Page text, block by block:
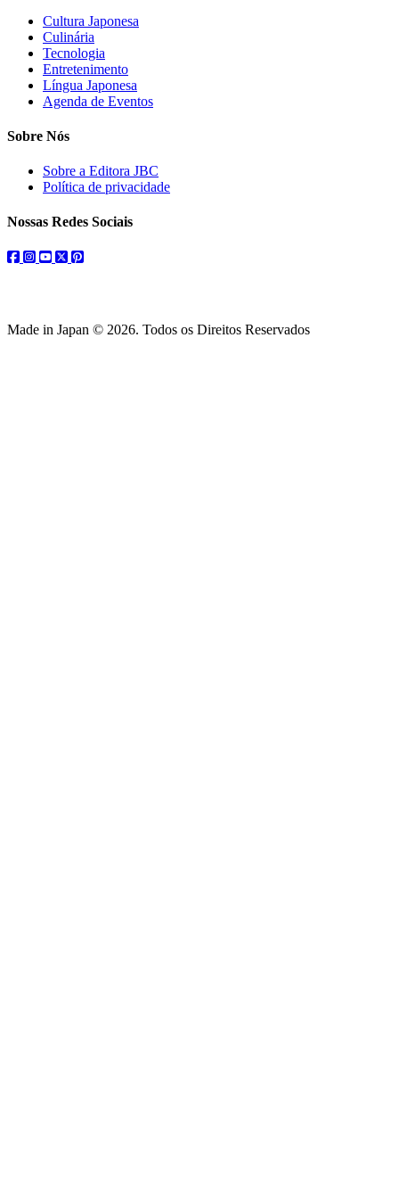
Cultura Japonesa
Culinária
Tecnologia
Entretenimento
Língua Japonesa
Agenda de Eventos
Sobre Nós
Sobre a Editora JBC
Política de privacidade
Nossas Redes Sociais
facebook
instagram
youtube
twitterpinterest
Made in Japan © 2026. Todos os Direitos Reservados